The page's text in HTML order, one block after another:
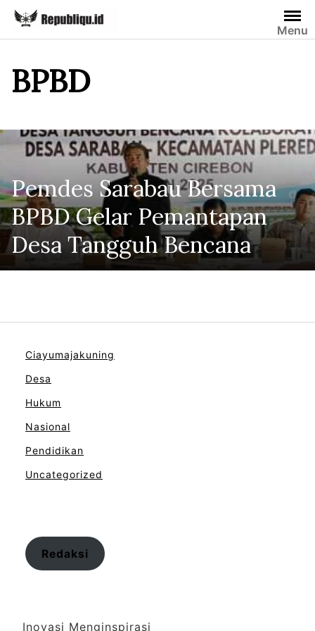
Skip
content
Menu
BPBD
Pemdes Sarabau Bersama
BPBD Gelar Pemantapan
Desa Tangguh Bencana
Ciayumajakuning
Desa
Hukum
Nasional
Pendidikan
Uncategorized
Redaksi
Inovasi Menginspirasi